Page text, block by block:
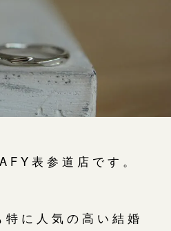
表参道店です。
に人気の高い結婚